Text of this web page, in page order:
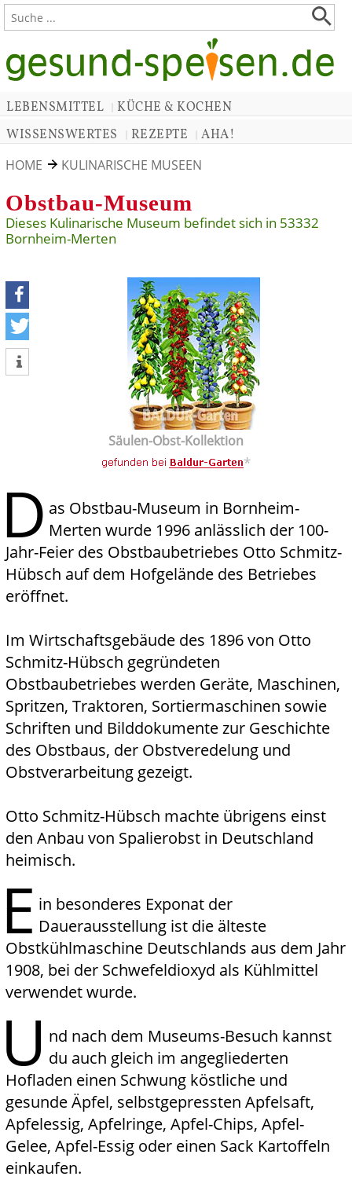
LEBENSMITTEL
KÜCHE & KOCHEN
WISSENSWERTES
REZEPTE
AHA!
HOME
KULINARISCHE MUSEEN
Obstbau-Museum
Dieses Kulinarische Museum befindet sich in 53332
Bornheim-Merten
teilen
tweet
Säulen-Obst-Kollektion
*
D as Obstbau-Museum in Bornheim-
Merten wurde 1996 anlässlich der 100-
Jahr-Feier des Obstbaubetriebes Otto Schmitz-
Hübsch auf dem Hofgelände des Betriebes
eröffnet.
Im Wirtschaftsgebäude des 1896 von Otto
Schmitz-Hübsch gegründeten
Obstbaubetriebes werden Geräte, Maschinen,
Spritzen, Traktoren, Sortiermaschinen sowie
Schriften und Bilddokumente zur Geschichte
des Obstbaus, der Obstveredelung und
Obstverarbeitung gezeigt.
Otto Schmitz-Hübsch machte übrigens einst
den Anbau von Spalierobst in Deutschland
heimisch.
E in besonderes Exponat der
Dauerausstellung ist die älteste
Obstkühlmaschine Deutschlands aus dem Jahr
1908, bei der Schwefeldioxyd als Kühlmittel
verwendet wurde.
U nd nach dem Museums-Besuch kannst
du auch gleich im angegliederten
Hofladen einen Schwung köstliche und
gesunde Äpfel, selbstgepressten Apfelsaft,
Apfelessig, Apfelringe, Apfel-Chips, Apfel-
Gelee, Apfel-Essig oder einen Sack Kartoffeln
einkaufen.